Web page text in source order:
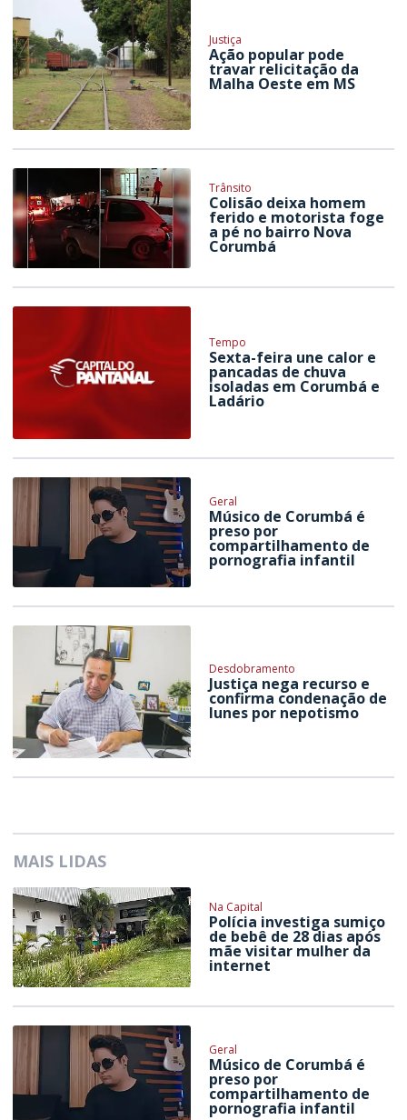
Justiça
Ação popular pode
travar relicitação da
Malha Oeste em MS
Trânsito
Colisão deixa homem
ferido e motorista foge
a pé no bairro Nova
Corumbá
Tempo
Sexta-feira une calor e
pancadas de chuva
isoladas em Corumbá e
Ladário
Geral
Músico de Corumbá é
preso por
compartilhamento de
pornografia infantil
Desdobramento
Justiça nega recurso e
confirma condenação de
Iunes por nepotismo
MAIS LIDAS
Na Capital
Polícia investiga sumiço
de bebê de 28 dias após
mãe visitar mulher da
internet
Geral
Músico de Corumbá é
preso por
compartilhamento de
pornografia infantil